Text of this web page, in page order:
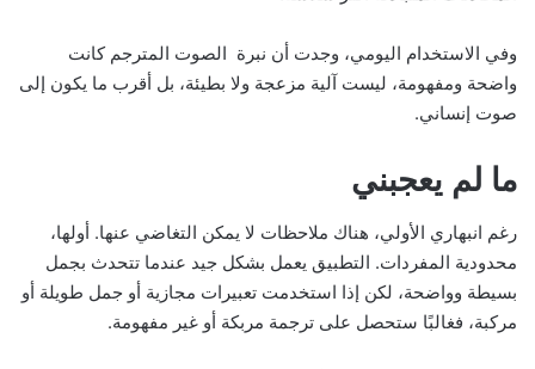
وفي الاستخدام اليومي، وجدت أن نبرة الصوت المترجم كانت
واضحة ومفهومة، ليست آلية مزعجة ولا بطيئة، بل أقرب ما يكون إلى
صوت إنساني.
ما لم يعجبني
رغم انبهاري الأولي، هناك ملاحظات لا يمكن التغاضي عنها. أولها،
محدودية المفردات. التطبيق يعمل بشكل جيد عندما تتحدث بجمل
بسيطة وواضحة، لكن إذا استخدمت تعبيرات مجازية أو جمل طويلة أو
مركبة، فغالبًا ستحصل على ترجمة مربكة أو غير مفهومة.